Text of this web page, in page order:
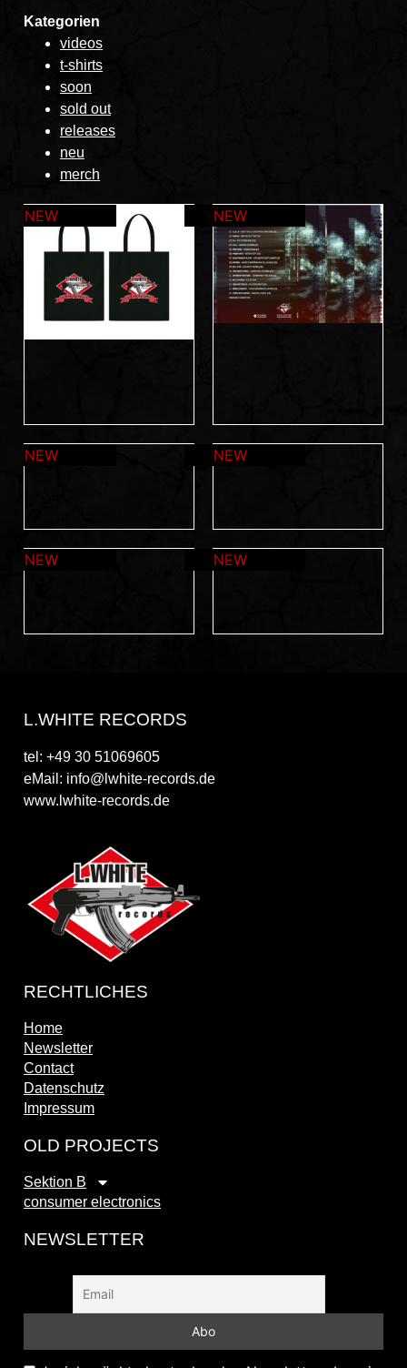
Kategorien
videos
t-shirts
soon
sold out
releases
neu
merch
L.WHITE RECORDS
tel: +49 30 51069605
eMail: info@lwhite-records.de
www.lwhite-records.de
RECHTLICHES
Home
Newsletter
Contact
Datenschutz
Impressum
OLD PROJECTS
Sektion B
consumer electronics
NEWSLETTER